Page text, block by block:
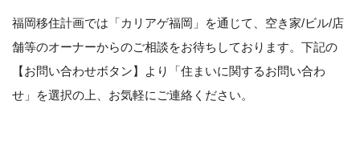
福岡移住計画では「カリアゲ福岡」を通じて、空き家/ビル/店
舗等のオーナーからのご相談をお待ちしております。下記の
【お問い合わせボタン】より「住まいに関するお問い合わ
せ」を選択の上、お気軽にご連絡ください。